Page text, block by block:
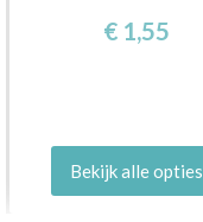
€ 1,55
Bekijk alle opties